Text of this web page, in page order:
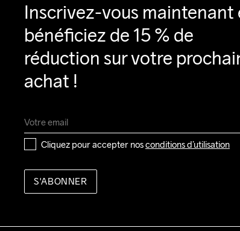
Inscrivez-vous maintenant
bénéficiez de 15 % de
réduction sur votre
achat !
Cliquez pour accepter nos conditions d’utilisation
S'ABONNER